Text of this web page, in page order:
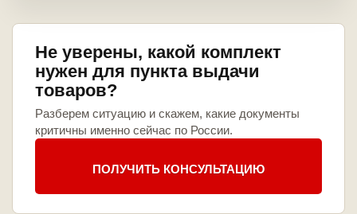
Не уверены, какой комплект
нужен для пункта выдачи
товаров?
Разберем ситуацию и скажем, какие документы
критичны именно сейчас по России.
ПОЛУЧИТЬ КОНСУЛЬТАЦИЮ